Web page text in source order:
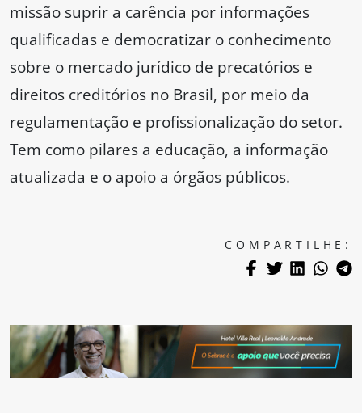
missão suprir a carência por informações
qualificadas e democratizar o conhecimento
sobre o mercado jurídico de precatórios e
direitos creditórios no Brasil, por meio da
regulamentação e profissionalização do setor.
Tem como pilares a educação, a informação
atualizada e o apoio a órgãos públicos.
COMPARTILHE: